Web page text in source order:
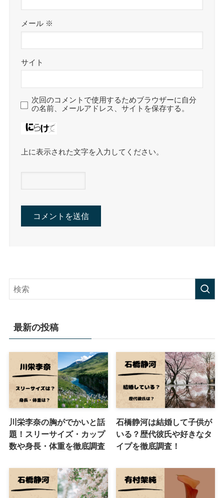
メール ※
サイト
次回のコメントで使用するためブラウザーに自分
の名前、メールアドレス、サイトを保存する。
上に表示された文字を入力してください。
最新の投稿
川栄李奈の胸がでかいと話
題！スリーサイズ・カップ
数や身長・体重を徹底調査
石橋静河は結婚して子供が
いる？歴代彼氏や好きなタ
イプを徹底調査！